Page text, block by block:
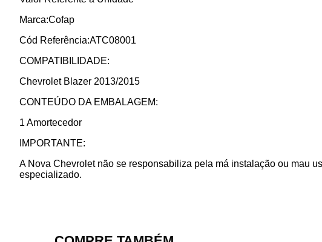
Marca:Cofap
Cód Referência:ATC08001
COMPATIBILIDADE:
Chevrolet Blazer 2013/2015
CONTEÚDO DA EMBALAGEM:
1 Amortecedor
IMPORTANTE:
A Nova Chevrolet não se responsabiliza pela má instalação ou mau
especializado.